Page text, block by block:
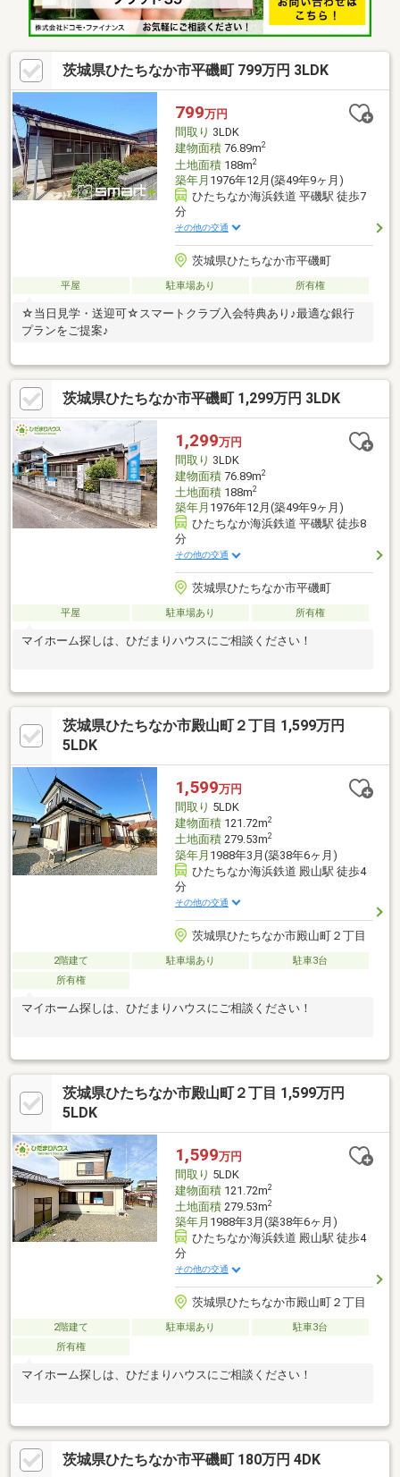
茨城県ひたちなか市平磯町 799万円 3LDK
799万円
間取り 3LDK
建物面積76.89m2
土地面積188m2
築年月 1976年12月(築49年9ヶ月)
ひたちなか海浜鉄道 平磯駅 徒歩7
分
その他の交通
茨城県ひたちなか市平磯町
平屋 駐車場あり 所有権
☆当日見学・送迎可☆スマートクラブ入会特典あり♪最適な銀行
プランをご提案♪
茨城県ひたちなか市平磯町 1,299万円 3LDK
1,299万円
間取り 3LDK
建物面積76.89m2
土地面積188m2
築年月 1976年12月(築49年9ヶ月)
ひたちなか海浜鉄道 平磯駅 徒歩8
分
その他の交通
茨城県ひたちなか市平磯町
平屋 駐車場あり 所有権
マイホーム探しは、ひだまりハウスにご相談ください！
茨城県ひたちなか市殿山町２丁目 1,599万円
5LDK
1,599万円
間取り 5LDK
建物面積121.72m2
土地面積279.53m2
築年月 1988年3月(築38年6ヶ月)
ひたちなか海浜鉄道 殿山駅 徒歩4
分
その他の交通
茨城県ひたちなか市殿山町２丁目
2階建て 駐車場あり
駐車3台
所有権
マイホーム探しは、ひだまりハウスにご相談ください！
茨城県ひたちなか市殿山町２丁目 1,599万円
5LDK
1,599万円
間取り 5LDK
建物面積121.72m2
土地面積279.53m2
築年月 1988年3月(築38年6ヶ月)
ひたちなか海浜鉄道 殿山駅 徒歩4
分
その他の交通
茨城県ひたちなか市殿山町２丁目
2階建て 駐車場あり
駐車3台
所有権
マイホーム探しは、ひだまりハウスにご相談ください！
茨城県ひたちなか市平磯町 180万円 4DK